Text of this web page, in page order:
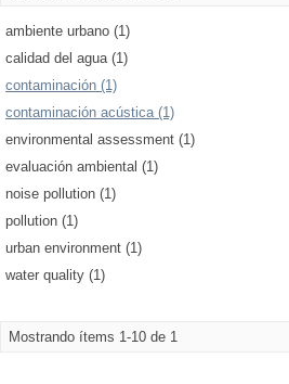
ambiente urbano (1)
calidad del agua (1)
contaminación (1)
contaminación acústica (1)
environmental assessment (1)
evaluación ambiental (1)
noise pollution (1)
pollution (1)
urban environment (1)
water quality (1)
Mostrando ítems 1-10 de 1